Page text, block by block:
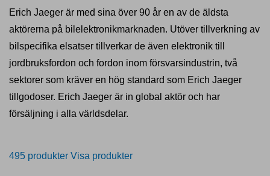
Erich Jaeger är med sina över 90 år en av de äldsta
aktörerna på bilelektronikmarknaden. Utöver tillverkning av
bilspecifika elsatser tillverkar de även elektronik till
jordbruksfordon och fordon inom försvarsindustrin, två
sektorer som kräver en hög standard som Erich Jaeger
tillgodoser. Erich Jaeger är in global aktör och har
försäljning i alla världsdelar.
495 produkter Visa produkter